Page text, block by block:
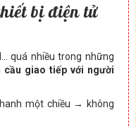
bị điện tử
quá nhiều trong những
cầu giao tiếp với người
một chiều → không